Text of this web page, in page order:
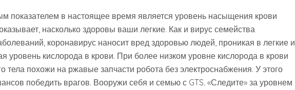
показателем в настоящее время является уровень насыщения крови
насколько здоровы ваши легкие. Как и вирус семейства
коронавирус наносит вред здоровью людей, проникая в легкие и
уровень кислорода в крови. При более низком уровне кислорода в крови
тела похожи на ржавые запчасти робота без электроснабжения. У этого
победить врагов. Вооружи себя и семью с GTS. «Следите» за уровнем